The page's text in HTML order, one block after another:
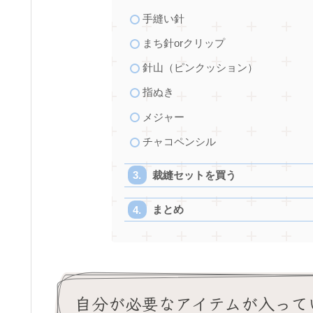
手縫い針
まち針orクリップ
針山（ピンクッション）
指ぬき
メジャー
チャコペンシル
裁縫セットを買う
まとめ
自分が必要なアイテムが入っ